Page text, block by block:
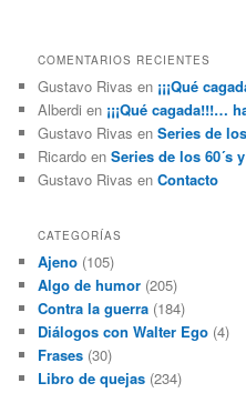
COMENTARIOS RECIENTES
Gustavo Rivas en ¡¡¡Qué
Alberdi en ¡¡¡Qué cagada!!!…
Gustavo Rivas enSeries de
Ricardo enSeries de los 60´s y
Gustavo Rivas enContacto
CATEGORÍAS
Ajeno (105)
Algo de humor (205)
Contra la guerra (184)
Diálogos con Walter Ego (4)
Frases (30)
Libro de quejas (234)